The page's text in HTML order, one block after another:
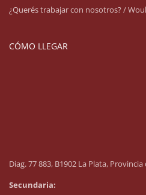
¿Querés trabajar con nosotros? /
CÓMO LLEGAR
Diag. 77 883, B1902 La Plata,
Secundaria: